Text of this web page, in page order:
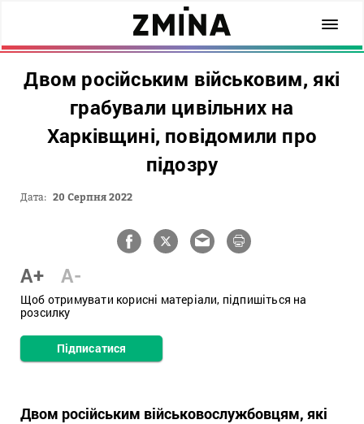
Двом російським військовим, які
грабували цивільних на
Харківщині, повідомили про
підозру
Дата: 20 Серпня 2022
A+ A-
Щоб отримувати корисні матеріали, підпишіться на
розсилку
Підписатися
Двом російським військовослужбовцям, які